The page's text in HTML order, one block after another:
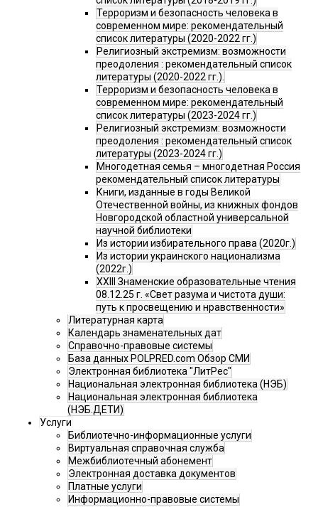
Терроризм и безопасность человека в
современном мире: рекомендательный
список литературы (2020-2022 гг.)
Религиозный экстремизм: возможности
преодоления : рекомендательный список
литературы (2020-2022 гг.).
Терроризм и безопасность человека в
современном мире: рекомендательный
список литературы (2023-2024 гг.)
Религиозный экстремизм: возможности
преодоления : рекомендательный список
литературы (2023-2024 гг.)
Многодетная семья – многодетная Россия
рекомендательный список литературы
Книги, изданные в годы Великой
Отечественной войны, из книжных фондов
Новгородской областной универсальной
научной библиотеки
Из истории избирательного права (2020г.)
Из истории украинского национализма
(2022г.)
XXIII Знаменские образовательные чтения
08.12.25 г. «Свет разума и чистота души:
путь к просвещению и нравственности»
Литературная карта
Календарь знаменательных дат
Справочно-правовые системы
База данных POLPRED.com Обзор СМИ
Электронная библиотека "ЛитРес"
Национальная электронная библиотека (НЭБ)
Национальная электронная библиотека
(НЭБ.ДЕТИ)
Услуги
Библиотечно-информационные услуги
Виртуальная справочная служба
Межбиблиотечный абонемент
Электронная доставка документов
Платные услуги
Информационно-правовые системы